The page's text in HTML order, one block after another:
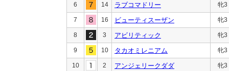
6 14 ラブコマドリー 牝3
7 16 ビューティスーザン 牝3
8 3 アビリティック 牝3
9 10 タカオミレニアム 牝3
10 2 アンジェリークダダ 牝3